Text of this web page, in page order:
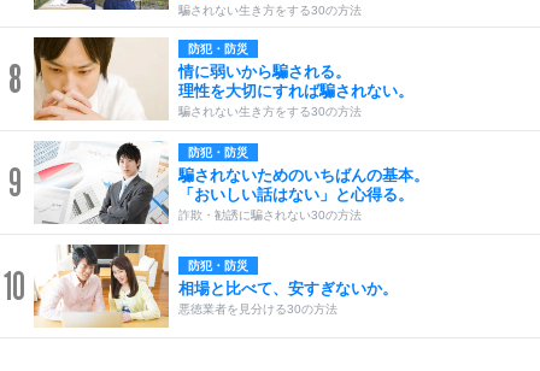
騙されない生き方をする30の方法
8
防犯・防災
情に弱いから騙される。
理性を大切にすれば騙されない。
騙されない生き方をする30の方法
9
防犯・防災
騙されないためのいちばんの基本。
「おいしい話はない」と心得る。
詐欺・勧誘に騙されない30の方法
10 防犯・防災
相場と比べて、安すぎないか。
悪徳業者を見分ける30の方法